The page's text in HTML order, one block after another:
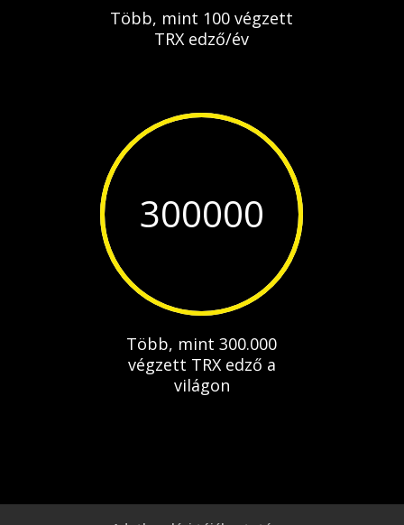
Több, mint 100 végzett
TRX edző/év
300000
Több, mint 300.000
végzett TRX edző a
világon